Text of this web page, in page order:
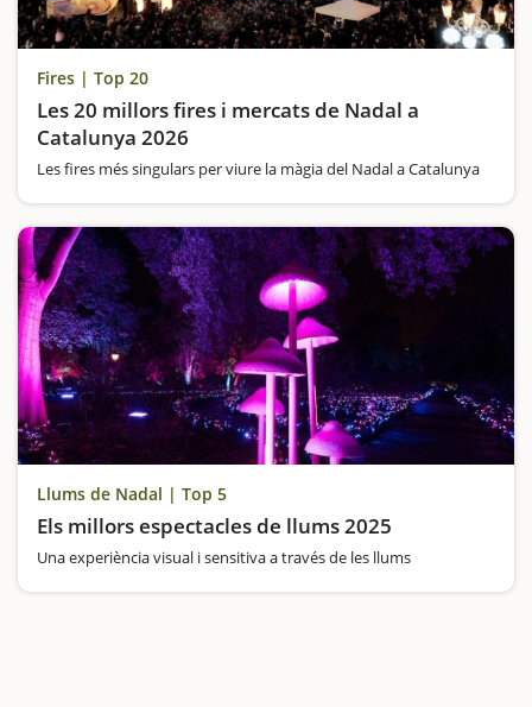
Fires | Top 20
Les 20 millors fires i mercats de Nadal a
Catalunya 2026
Les fires més singulars per viure la màgia del Nadal a Catalunya
Llums de Nadal | Top 5
Els millors espectacles de llums 2025
Una experiència visual i sensitiva a través de les llums